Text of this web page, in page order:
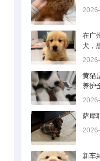
在广
犬，
是分
种，
势；
一套
间。
黄猫
养护
萨摩
新车